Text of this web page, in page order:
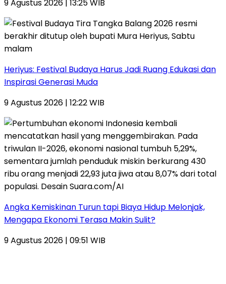
9 Agustus 2026 | 13:25 WIB
Heriyus: Festival Budaya Harus Jadi Ruang Edukasi dan
Inspirasi Generasi Muda
9 Agustus 2026 | 12:22 WIB
Angka Kemiskinan Turun tapi Biaya Hidup Melonjak,
Mengapa Ekonomi Terasa Makin Sulit?
9 Agustus 2026 | 09:51 WIB